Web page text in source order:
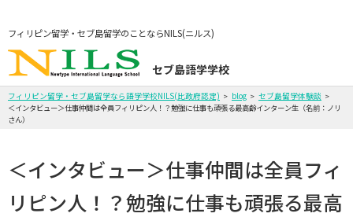
セブ島語学学校
フィリピン留学・セブ島留学のことならNILS(ニルス)
フィリピン留学・セブ島留学なら語学学校NILS(比政府認定) blog
セブ島留学体験談
＜インタビュー＞仕事仲間は全員フィリピン人！？勉強に仕事も頑張る最高齢インターン生（名前：ノリ
さん）
＜インタビュー＞仕事仲間は全員フィ
リピン人！？勉強に仕事も頑張る最高